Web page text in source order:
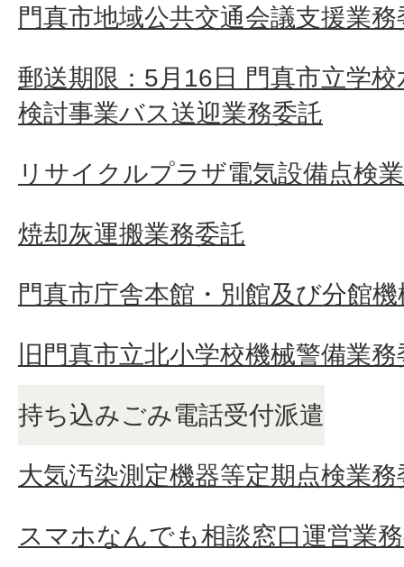
門真市地域公共交通会議支援業務
郵送期限：5月16日 門真市立学
検討事業バス送迎業務委託
リサイクルプラザ電気設備点検
焼却灰運搬業務委託
門真市庁舎本館・別館及び分館
旧門真市立北小学校機械警備業務
持ち込みごみ電話受付派遣
大気汚染測定機器等定期点検業務
スマホなんでも相談窓口運営業